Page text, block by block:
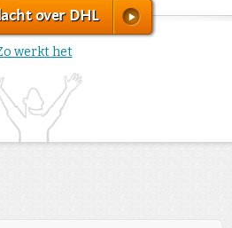
over DHL
werkt het